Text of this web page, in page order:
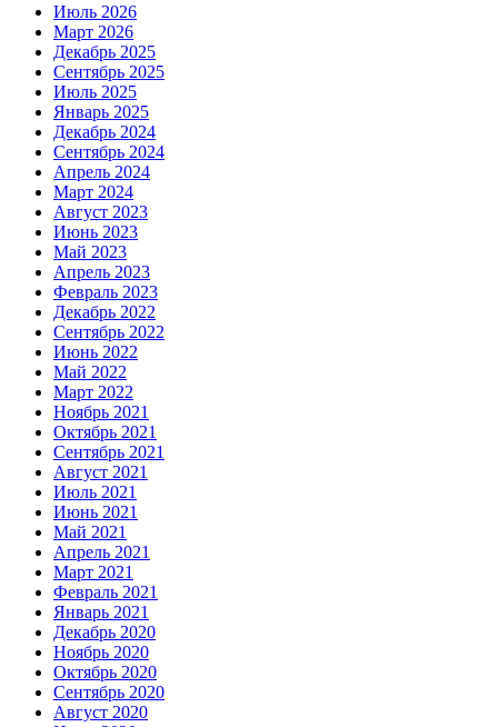
Июль 2026
Март 2026
Декабрь 2025
Сентябрь 2025
Июль 2025
Январь 2025
Декабрь 2024
Сентябрь 2024
Апрель 2024
Март 2024
Август 2023
Июнь 2023
Май 2023
Апрель 2023
Февраль 2023
Декабрь 2022
Сентябрь 2022
Июнь 2022
Май 2022
Март 2022
Ноябрь 2021
Октябрь 2021
Сентябрь 2021
Август 2021
Июль 2021
Июнь 2021
Май 2021
Апрель 2021
Март 2021
Февраль 2021
Январь 2021
Декабрь 2020
Ноябрь 2020
Октябрь 2020
Сентябрь 2020
Август 2020